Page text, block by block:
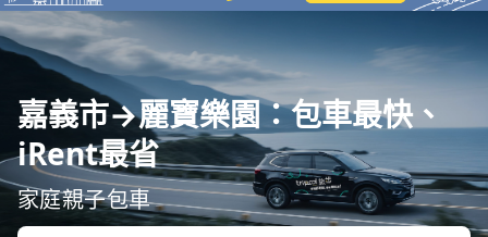
嘉義市→麗寶樂園：包車最快、
iRent最省
家庭親子包車